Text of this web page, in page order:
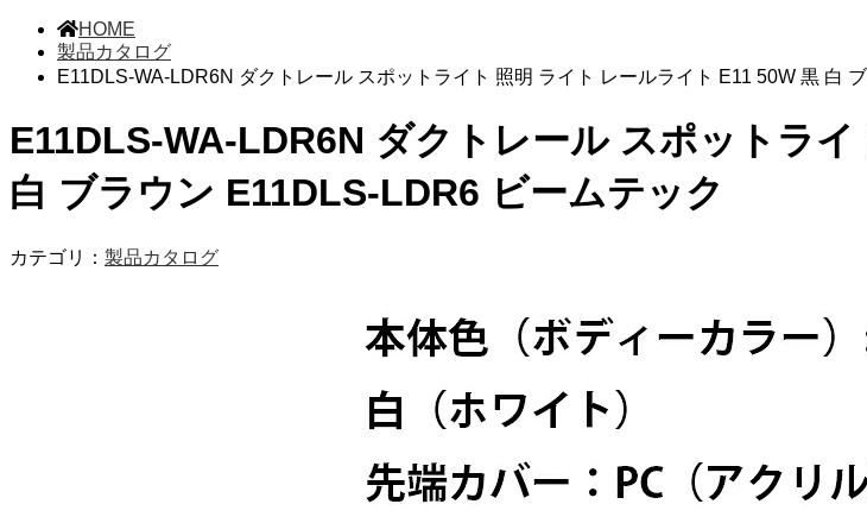
HOME
製品カタログ
E11DLS-WA-LDR6N ダクトレール スポットライト 照明 ライト レールライト E11 50W 黒 白
E11DLS-WA-LDR6N ダクトレール スポットラ
白 ブラウン E11DLS-LDR6 ビームテック
カテゴリ： 製品カタログ